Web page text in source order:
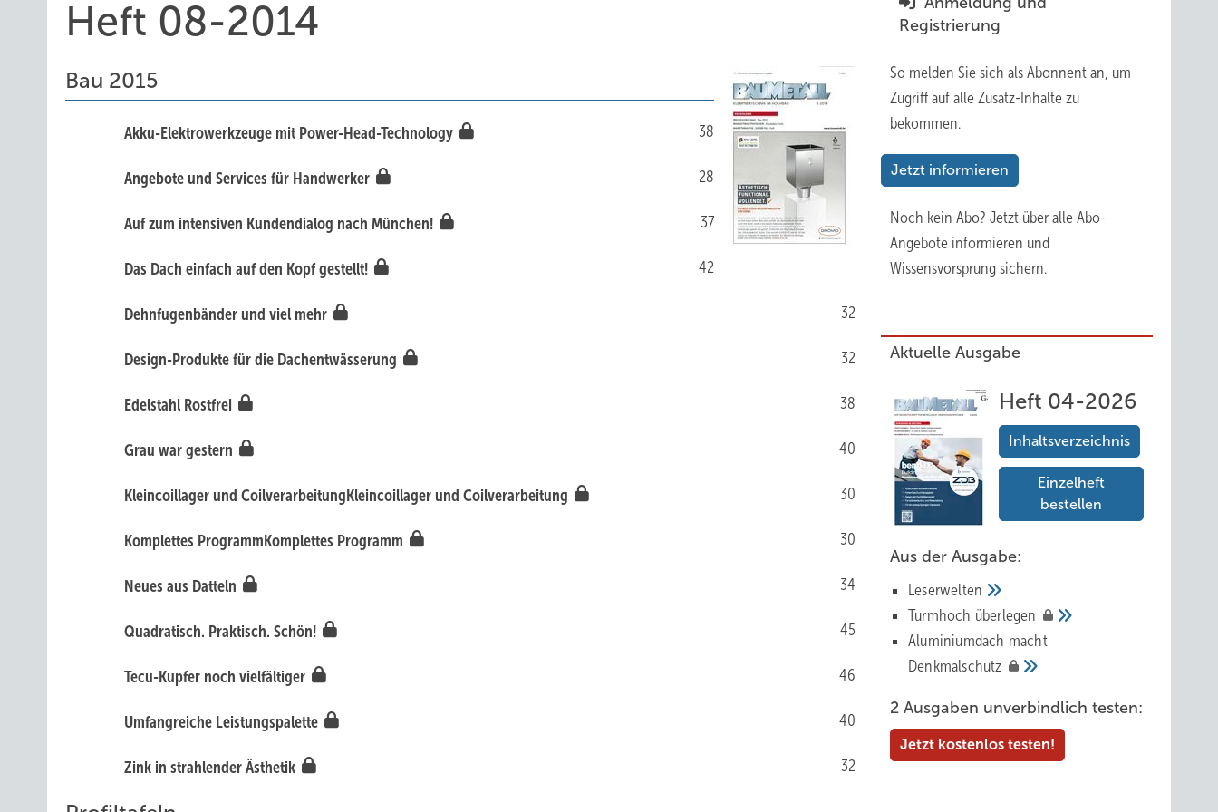
Heft 08-2014
Bau 2015
38
Akku-Elektrowerkzeuge mit Power-Head-Technology
28
Angebote und Services für Handwerker
37
Auf zum intensiven Kundendialog nach München!
42
Das Dach einfach auf den Kopf gestellt!
32
Dehnfugenbänder und viel mehr
32
Design-Produkte für die Dachentwässerung
38
Edelstahl Rostfrei
40
Grau war gestern
30
Kleincoillager und CoilverarbeitungKleincoillager und Coilverarbeitung
30
Komplettes ProgrammKomplettes Programm
34
Neues aus Datteln
45
Quadratisch. Praktisch. Schön!
46
Tecu-Kupfer noch vielfältiger
40
Umfangreiche Leistungspalette
32
Zink in strahlender Ästhetik
Registrierung
So melden Sie sich als Abonnent an, um
Zugriff auf alle Zusatz-Inhalte zu
bekommen.
Jetzt informieren
Noch kein Abo? Jetzt über alle Abo-
Angebote informieren und
Wissensvorsprung sichern.
Aktuelle Ausgabe
Heft 04-2026
Inhaltsverzeichnis
Einzelheft
bestellen
Aus der Ausgabe:
Leserwelten
Tur mhoch überlegen
Aluminiumdach macht
Denkmalschutz
2 Ausgaben unverbindlich testen:
Jetzt kostenlos testen!